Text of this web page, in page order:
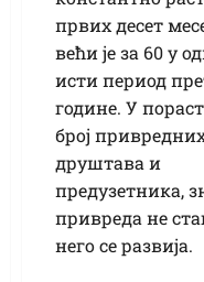
првих десет
већи је за 60 у
исти период
године. У
број
друштава и
предузетника,
привреда не
него се развија.